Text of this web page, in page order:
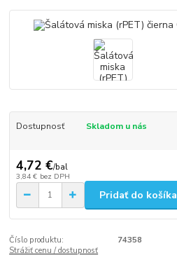
Dostupnosť Skladom u nás
4,72 €/bal
3,84 € bez DPH
Pridať do košíka
Číslo produktu:
74358
Strážiť cenu / dostupnosť